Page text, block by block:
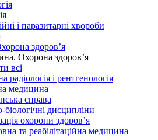
і паразитарні хвороби
здоров’я
Охорона здоров’я
всі
радіологія і рентгенологія
медицина
справа
дисципліни
охорони здоров’я
та реабілітаційна медицина